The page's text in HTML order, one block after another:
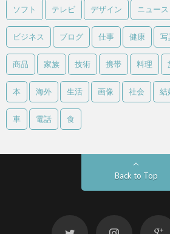
ソフト テレビ デザイン ニュース
ビジネス ブログ 仕事 健康 写
商品 家族 技術 携帯 料理
本 海外 生活 画像 社会 結
車 電話 食
Back to Top